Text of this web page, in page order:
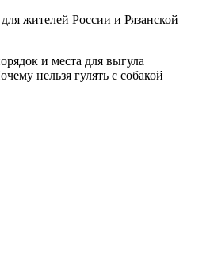
жителей России и Рязанской
и места для выгула
нельзя гулять с собакой